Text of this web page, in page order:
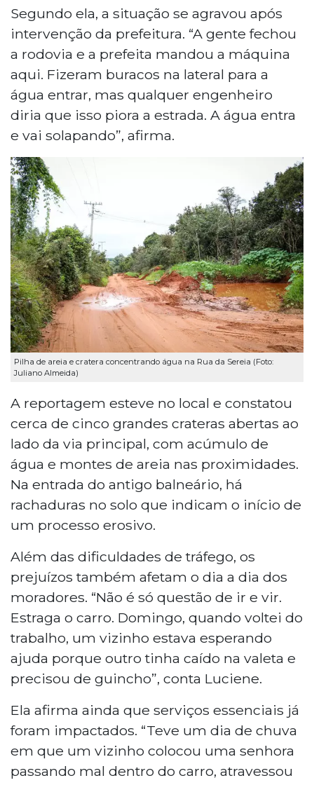
a percorrer 6 quilômetros para acessar o
transporte escolar.
Segundo ela, a situação se agravou após
intervenção da prefeitura. “A gente fechou
a rodovia e a prefeita mandou a máquina
aqui. Fizeram buracos na lateral para a
água entrar, mas qualquer engenheiro
diria que isso piora a estrada. A água entra
e vai solapando”, afirma.
Pilha de areia e cratera concentrando água na Rua da Sereia (Foto:
Juliano Almeida)
A reportagem esteve no local e constatou
cerca de cinco grandes crateras abertas ao
lado da via principal, com acúmulo de
água e montes de areia nas proximidades.
Na entrada do antigo balneário, há
rachaduras no solo que indicam o início de
um processo erosivo.
Além das dificuldades de tráfego, os
prejuízos também afetam o dia a dia dos
moradores. “Não é só questão de ir e vir.
Estraga o carro. Domingo, quando voltei do
trabalho, um vizinho estava esperando
ajuda porque outro tinha caído na valeta e
precisou de guincho”, conta Luciene.
Ela afirma ainda que serviços essenciais já
foram impactados. “Teve um dia de chuva
em que um vizinho colocou uma senhora
passando mal dentro do carro, atravessou